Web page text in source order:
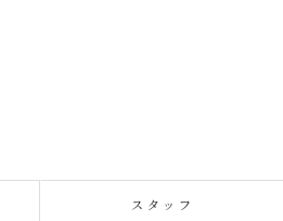
スタッフ